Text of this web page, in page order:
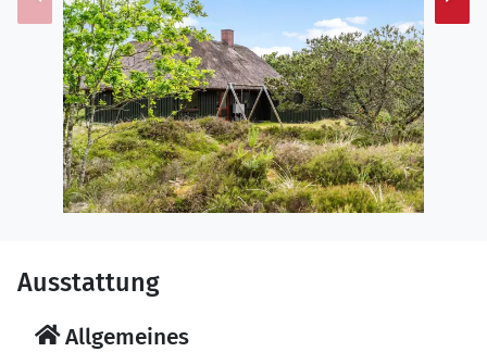
Ausstattung
Allgemeines